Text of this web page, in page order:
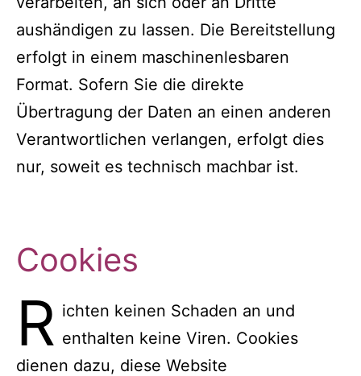
aushändigen zu lassen. Die Bereitstellung
erfolgt in einem maschinenlesbaren
Format. Sofern Sie die direkte
Übertragung der Daten an einen anderen
Verantwortlichen verlangen, erfolgt dies
nur, soweit es technisch machbar ist.
Cookies
R ichten keinen Schaden an und
enthalten keine Viren. Cookies
dienen dazu, diese Website